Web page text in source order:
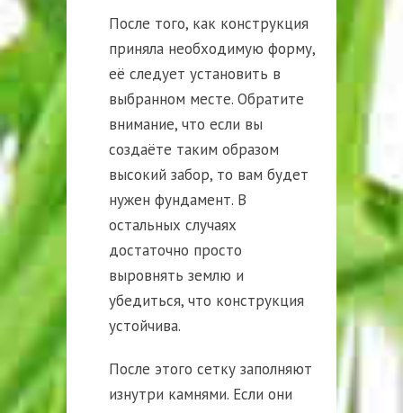
После того, как конструкция
приняла необходимую форму,
её следует установить в
выбранном месте. Обратите
внимание, что если вы
создаёте таким образом
высокий забор, то вам будет
нужен фундамент. В
остальных случаях
достаточно просто
выровнять землю и
убедиться, что конструкция
устойчива.
После этого сетку заполняют
изнутри камнями. Если они